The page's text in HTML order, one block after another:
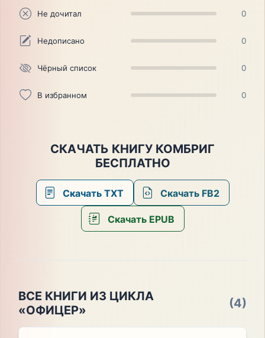
Не дочитал 0
Недописано 0
Чёрный список 0
В избранном 0
СКАЧАТЬ КНИГУ КОМБРИГ
БЕСПЛАТНО
Скачать TXT Скачать FB2
Скачать EPUB
ВСЕ КНИГИ ИЗ ЦИКЛА
«ОФИЦЕР»
(4)